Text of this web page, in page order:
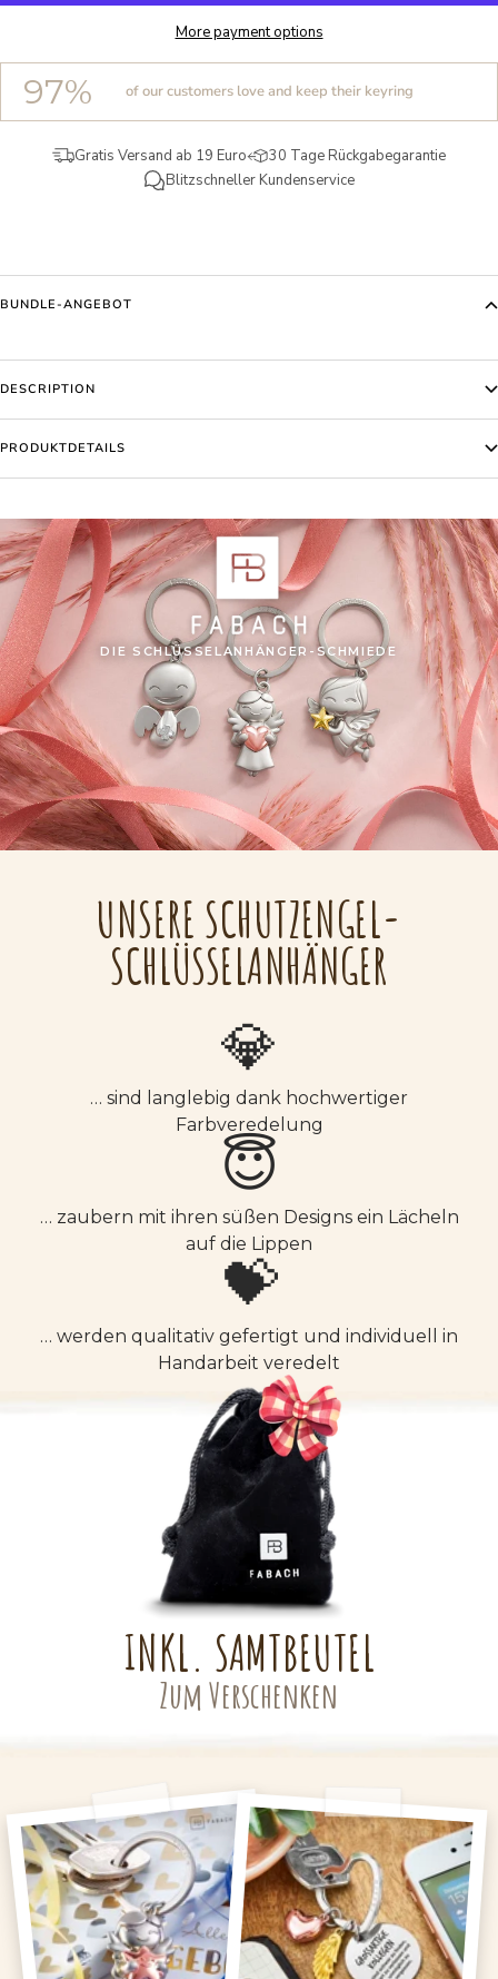
More payment options
97% of our customers love and keep their keyring
Gratis Versand ab 19 Euro
30 Tage Rückgabegarantie
Blitzschneller Kundenservice
BUNDLE-ANGEBOT
DESCRIPTION
PRODUKTDETAILS
DIE SCHLÜSSELANHÄNGER-SCHMIEDE
UNSERE SCHUTZENGEL-
SCHLÜSSELANHÄNGER
💎
… sind langlebig dank hochwertiger
Farbveredelung
😇
… zaubern mit ihren süßen Designs ein Lächeln
auf die Lippen
💝
… werden qualitativ gefertigt und individuell in
Handarbeit veredelt
INKL. SAMTBEUTEL
Zum Verschenken